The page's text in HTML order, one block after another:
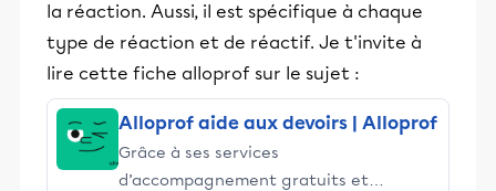
la réaction. Aussi, il est spécifique à chaque
type de réaction et de réactif. Je t'invite à
lire cette fiche alloprof sur le sujet :
Alloprof aide aux devoirs | Alloprof
Grâce à ses services
d’accompagnement gratuits et